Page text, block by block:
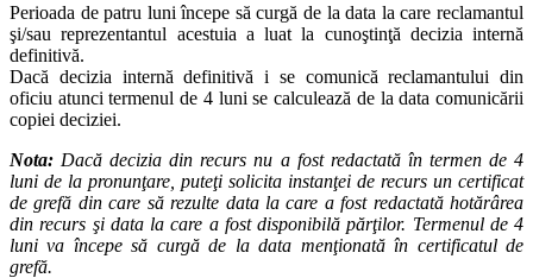
Perioada de patru luni începe să curgă de la data la care reclamantul
şi/sau reprezentantul acestuia a luat la cunoştinţă decizia internă
definitivă.
Dacă decizia internă definitivă i se comunică reclamantului din
oficiu atunci termenul de 4 luni se calculează de la data comunicării
copiei deciziei.
Nota: Dacă decizia din recurs nu a fost redactată în termen de 4
luni de la pronunţare, puteţi solicita instanţei de recurs un certificat
de grefă din care să rezulte data la care a fost redactată hotărârea
din recurs şi data la care a fost disponibilă părţilor. Termenul de 4
luni va începe să curgă de la data menţionată în certificatul de
grefă.